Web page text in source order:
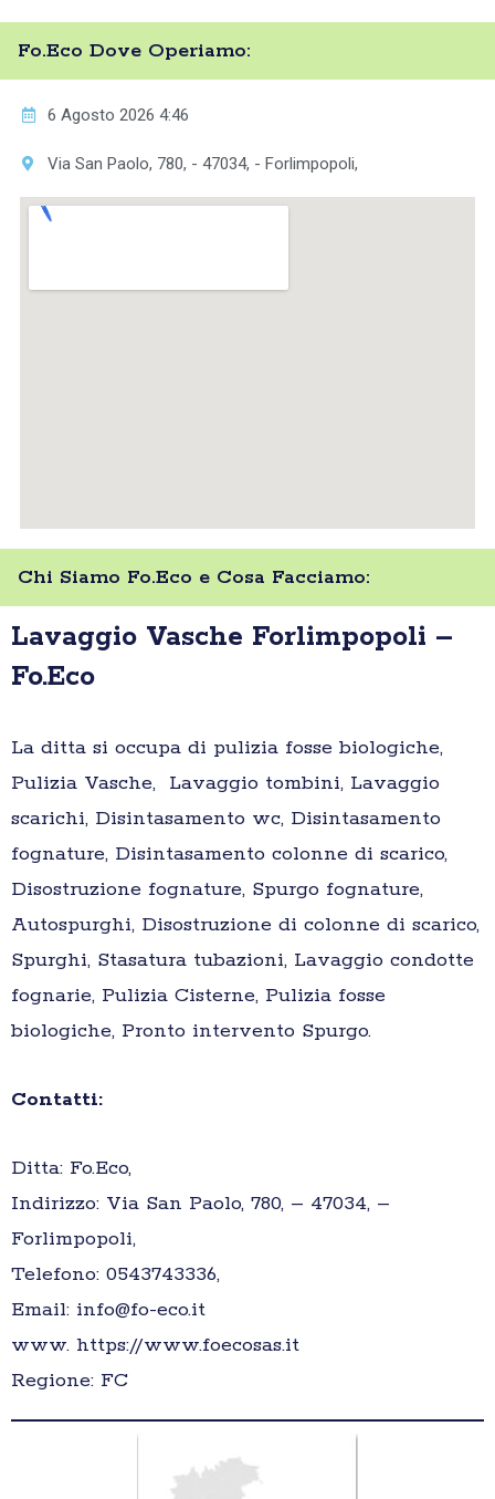
Fo.Eco Dove Operiamo:
6 Agosto 2026 4:46
Via San Paolo, 780, - 47034, - Forlimpopoli,
Chi Siamo Fo.Eco e Cosa Facciamo:
Lavaggio Vasche Forlimpopoli –
Fo.Eco
La ditta si occupa di pulizia fosse biologiche,
Pulizia Vasche, Lavaggio tombini, Lavaggio
scarichi, Disintasamento wc, Disintasamento
fognature, Disintasamento colonne di scarico,
Disostruzione fognature, Spurgo fognature,
Autospurghi, Disostruzione di colonne di scarico,
Spurghi, Stasatura tubazioni, Lavaggio condotte
fognarie, Pulizia Cisterne, Pulizia fosse
biologiche, Pronto intervento Spurgo.
Contatti:
Ditta: Fo.Eco,
Indirizzo: Via San Paolo, 780, – 47034, –
Forlimpopoli,
Telefono: 0543743336,
Email: info@fo-eco.it
www. https://www.foecosas.it
Regione: FC